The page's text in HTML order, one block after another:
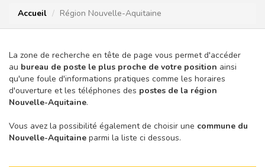
Accueil Région Nouvelle-Aquitaine
La zone de recherche en tête de page vous permet d'accéder
au bureau de poste le plus proche de votre position ainsi
qu'une foule d'informations pratiques comme les horaires
d'ouverture et les téléphones des postes de la région
Nouvelle-Aquitaine.
Vous avez la possibilité également de choisir une commune du
Nouvelle-Aquitaine parmi la liste ci dessous.